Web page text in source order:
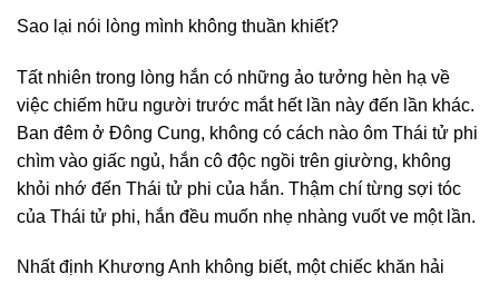
Sao lại nói lòng mình không thuần khiết?
Tất nhiên trong lòng hắn có những ảo tưởng hèn hạ về
việc chiếm hữu người trước mắt hết lần này đến lần khác.
Ban đêm ở Đông Cung, không có cách nào ôm Thái tử phi
chìm vào giấc ngủ, hắn cô độc ngồi trên giường, không
khỏi nhớ đến Thái tử phi của hắn. Thậm chí từng sợi tóc
của Thái tử phi, hắn đều muốn nhẹ nhàng vuốt ve một lần.
Nhất định Khương Anh không biết, một chiếc khăn hải